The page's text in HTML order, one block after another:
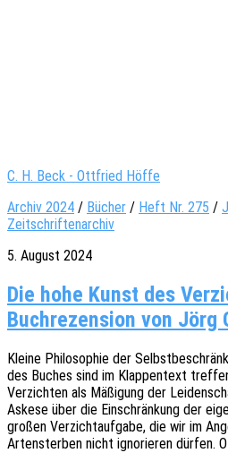
C. H. Beck - Ottfried Höffe
Archiv 2024 / Bücher / Heft Nr. 275 /
Zeitschriftenarchiv
5. August 2024
Die hohe Kunst des
Buchrezension von Jörg
Kleine Philo­so­phie der
des Buches sind im Klap­pen­text
Verzich­ten als Mäßi­gung der
Askese über die Einschrän­kung der
großen Verzicht­auf­ga­be, die wir im
Arten­ster­ben nicht igno­rie­ren dürfen.